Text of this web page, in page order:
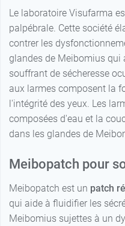
Le laboratoire Visufarma
palpébrale. Cette société
contrer les
glandes de Meibomius qui
souffrant de sécheresse
aux larmes composent la
l'intégrité des yeux. Les
composées d'eau et la
dans les glandes de
Meibopatch pour
Meibopatch est un patch
qui aide à fluidifier les
Meibomius sujettes à un